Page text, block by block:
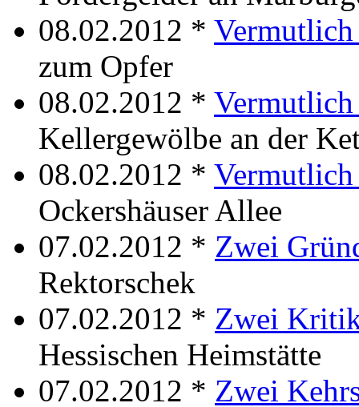
08.02.2012 *
zum Opfer
08.02.2012 *
Kellergewölbe an der
08.02.2012 *
Ockershäuser Allee
07.02.2012 * Zwei
Rektorschek
07.02.2012 * Zwei
Hessischen Heimstätte
07.02.2012 * Zwei